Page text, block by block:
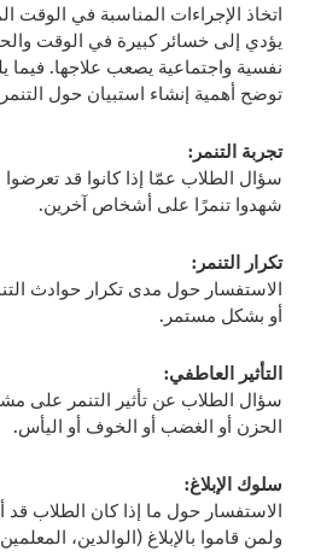
اتخاذ الإجراءات المناسبة في الوقت
يؤدي إلى خسائر كبيرة في الوقت
نفسية واجتماعية يصعب علاجها. فيما
توضح أهمية إنشاء استبيان حول
تجربة التنمر:
سؤال الطلاب عمّا إذا كانوا قد تعرضوا
شهدوا تنمرًا على أشخاص آخرين.
تكرار التنمر:
الاستفسار حول مدى تكرار حوادث
أو بشكل مستمر.
التأثير العاطفي:
سؤال الطلاب عن تأثير التنمر على
الحزن أو الغضب أو الخوف أو اليأس.
سلوك الإبلاغ:
الاستفسار حول ما إذا كان الطلاب قد
ولمن قاموا بالإبلاغ (الوالدين،